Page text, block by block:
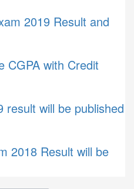
2019 Result and
CGPA with Credit
result will be published
2018 Result will be